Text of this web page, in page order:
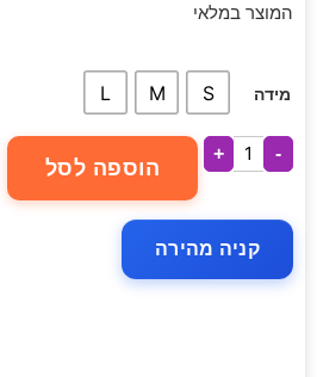
המוצר במלאי
מידה S
M
L
-
+
הוספה לסל
קניה מהירה